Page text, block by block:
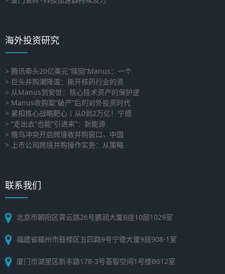
海外投资研究
> 腾讯牵头20亿美元“赎回”Manus：一个
> 巨头并购潮降温：撕开核药行业的资
> 从Manus到安世：核心技术资产的保护逻
> Manus收购案“破产”后的对外投资时代
> 紧扣核心战略靶心丨从0到2万亿！宁德
> “走出去”也能“引进来”：新能源
> 俄乌冲突开启跨境收并购窗口，中国
> 上市公司跨境并购操作实务：从策略
联系我们
北京市朝阳区霄云路26号鹏润大厦B座10层1029室
福建省福州市鼓楼区五四路9号宁德大厦9层908-1室
厦门市湖里区新丰路178-3号荟智空间1号楼B612室